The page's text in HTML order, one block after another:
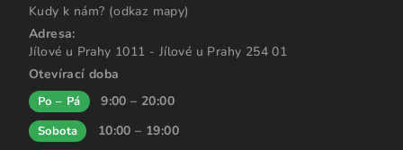
Kudy k nám? (odkaz mapy)
Adresa:
Jílové u Prahy 1011 - Jílové u Prahy 254 01
Otevírací doba
Po – Pá 9:00 – 20:00
Sobota 10:00 – 19:00